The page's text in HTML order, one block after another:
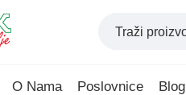
O Nama Poslovnice Blog